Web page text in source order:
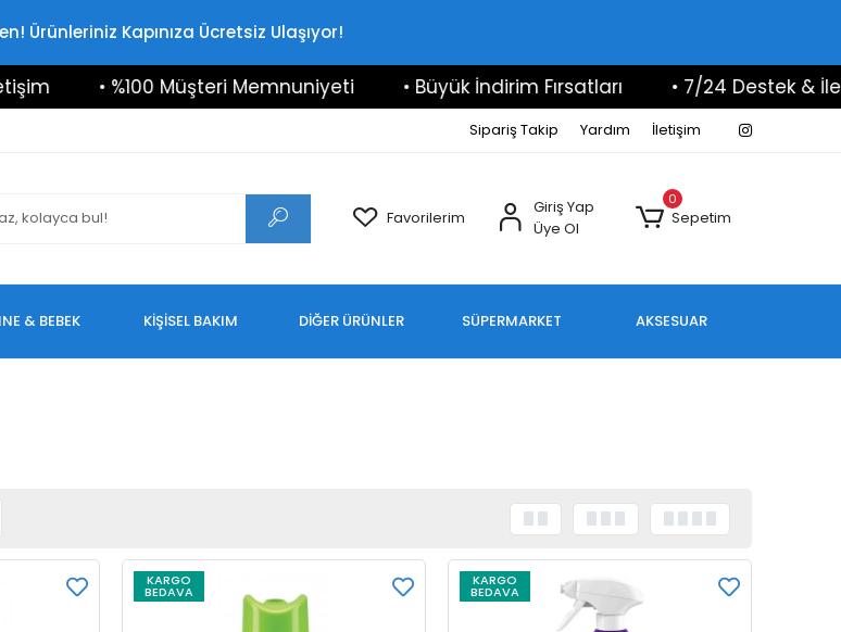
Ürünleriniz Kapınıza Ücretsiz Ulaşıyor!
• %100 Müşteri Memnuniyeti • Büyük İndirim Fırsatları • 7/24 Destek & İletişim
Sipariş Takip Yardım İletişim
Favorilerim
Giriş Yap
Üye Ol
0
Sepetim
& BEBEK KİŞİSEL BAKIM DİĞER ÜRÜNLER SÜPERMARKET AKSESUAR
KARGO
BEDAVA
KARGO
BEDAVA